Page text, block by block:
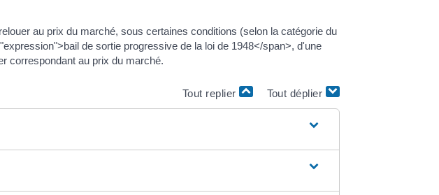
au prix du marché, sous certaines conditions (selon la catégorie du
de sortie progressive de la loi de 1948</span>, d'une
correspondant au prix du marché.
Tout replier Tout déplier